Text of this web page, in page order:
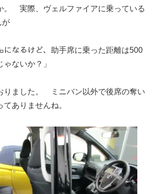
。 実際、ヴェルファイアに乗っている
が
になるけど、助手席に乗った距離は500
ないか？」
りました。 ミニバン以外で後席の奪い
ありませんね。